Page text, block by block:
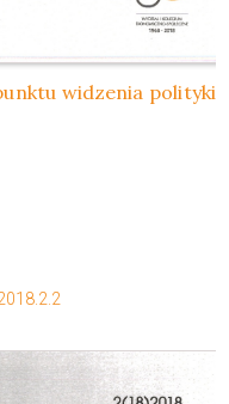
widzenia polityki